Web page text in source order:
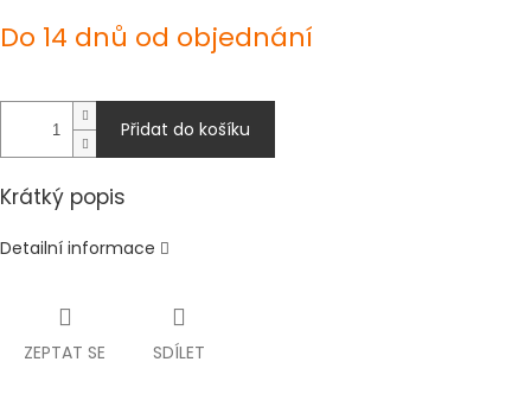
cena:
Do 14 dnů od objednání
Přidat do košíku
Krátký popis
Detailní informace
ZEPTAT SE SDÍLET